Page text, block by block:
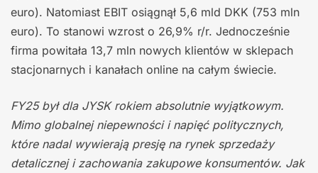
euro). Natomiast EBIT osiągnął 5,6 mld DKK (753 mln
euro). To stanowi wzrost o 26,9% r/r. Jednocześnie
firma powitała 13,7 mln nowych klientów w sklepach
stacjonarnych i kanałach online na całym świecie.
FY25 był dla JYSK rokiem absolutnie wyjątkowym.
Mimo globalnej niepewności i napięć politycznych,
które nadal wywierają presję na rynek sprzedaży
detalicznej i zachowania zakupowe konsumentów. Jak